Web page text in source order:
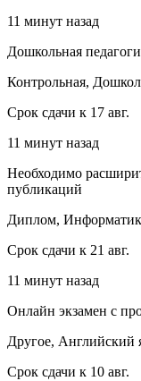
11 минут назад
Дошкольная
Контрольная,
Срок сдачи к 17 авг.
11 минут назад
Необходимо
публикаций
Диплом,
Срок сдачи к 21 авг.
11 минут назад
Онлайн экзамен с
Другое, Английский
Срок сдачи к 10 авг.